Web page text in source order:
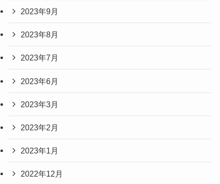
2023年9月
2023年8月
2023年7月
2023年6月
2023年3月
2023年2月
2023年1月
2022年12月